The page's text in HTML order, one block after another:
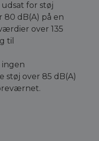
for støj
dB(A) på en
over 135
til
ingen
over 85 dB(A)